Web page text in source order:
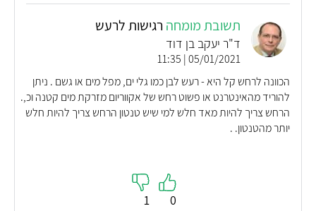
תשובת מומחה רגישות לרעש
ד"ר יעקב בן דוד
05/01/2021 | 11:35
הכוונה לרחש קל היא - רעש לבן כמו גלי ים, מפל מים או גשם . ניתן
להוריד מהאינטרנט או פשוט רחש של אקווריום מזרקת מים קטנה וכ,.
הרחש צריך להיות מאד חלש למי שיש טנטון הרחש צריך להיות חלש
יותר מהטנטון. .
0
1